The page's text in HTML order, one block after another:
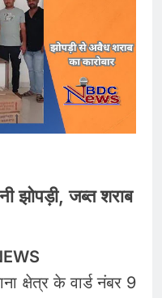
बजे हादसा, B2 कोच
पैनल में लगी आग; पोला
स्टेशन के पास यात्रियों में
5, 2026
झोपड़ी, जब्त शराब
क्षेत्र के वार्ड नंबर 9